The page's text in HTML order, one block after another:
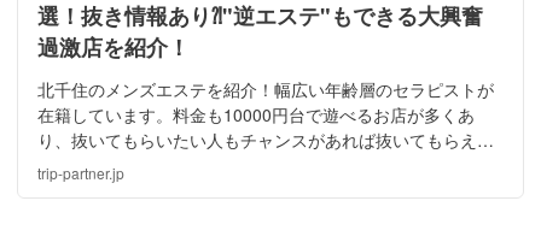
選！抜き情報あり⁈"逆エステ"もできる大興奮
過激店を紹介！
北千住のメンズエステを紹介！幅広い年齢層のセラピストが
在籍しています。料金も10000円台で遊べるお店が多くあ
り、抜いてもらいたい人もチャンスがあれば抜いてもらえま
す！この記事を読めばどのようなマッサージをしてもらえる
のかわかるので、おすすめです。
trip-partner.jp